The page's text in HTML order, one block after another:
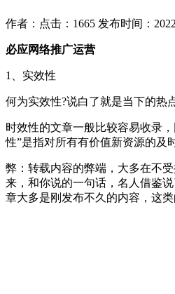
作者： 点击：1665 发布时间：
必应网络推广运营
1、实效性
何为实效性?说白了就是当下的热
时效性的文章一般比较容易收录
性”是指对所有有价值新资源的及
弊：转载内容的弊端，大多在不
来，和你说的一句话，名人借鉴
章大多是刚发布不久的内容，这